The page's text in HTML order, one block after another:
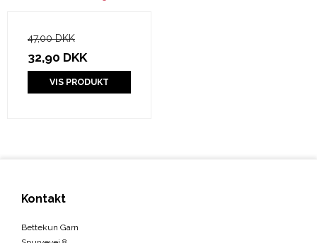
47,00 DKK
32,90 DKK
VIS PRODUKT
Kontakt
Bettekun Garn